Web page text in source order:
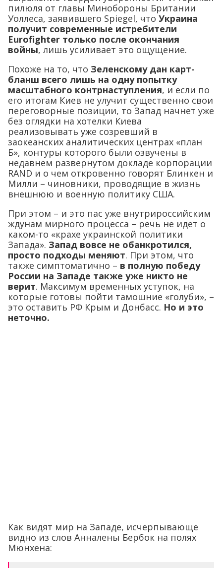
пилюля от главы Минобороны Британии
Уоллеса, заявившего Spiegel, что Украина
получит современные истребители
Eurofighter только после окончания
войны, лишь усиливает это ощущение.
Похоже на то, что Зеленскому дан карт-
бланш всего лишь на одну попытку
масштабного контрнаступления, и если по
его итогам Киев не улучит существенно свои
переговорные позиции, то Запад начнет уже
без оглядки на хотелки Киева
реализовывать уже созревший в
заокеанских аналитических центрах «план
Б», контуры которого были озвучены в
недавнем развернутом докладе корпорации
RAND и о чем откровенно говорят Блинкен и
Милли – чиновники, проводящие в жизнь
внешнюю и военную политику США.
При этом – и это пас уже внутрироссийским
ждунам мирного процесса – речь не идет о
каком-то «крахе украинской политики
Запада». Запад вовсе не обанкротился,
просто подходы меняют. При этом, что
также симптоматично – в полную победу
России на Западе также уже никто не
верит. Максимум временных уступок, на
которые готовы пойти тамошние «голуби», –
это оставить РФ Крым и Донбасс. Но и это
неточно.
Как видят мир на Западе, исчерпывающе
видно из слов Анналены Бербок на полях
Мюнхена: